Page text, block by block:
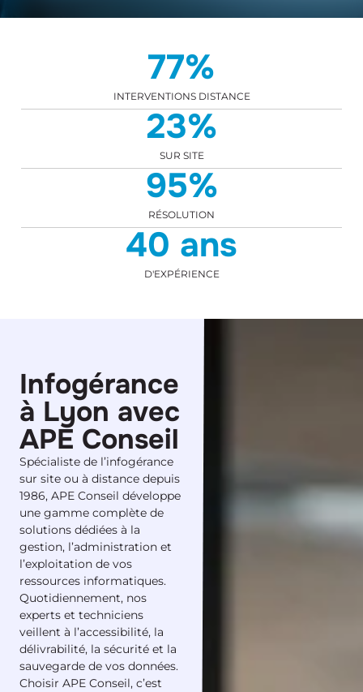
INTERVENTIONS DISTANCE
77%
SUR SITE
23%
RÉSOLUTION
95%
D'EXPÉRIENCE
40 ans
Infogérance
à Lyon avec
APE Conseil
Spécialiste de l’infogérance
sur site ou à distance depuis
1986, APE Conseil développe
une gamme complète de
solutions dédiées à la
gestion, l’administration et
l’exploitation de vos
ressources informatiques.
Quotidiennement, nos
experts et techniciens
veillent à l’accessibilité, la
délivrabilité, la sécurité et la
sauvegarde de vos données.
Choisir APE Conseil, c’est